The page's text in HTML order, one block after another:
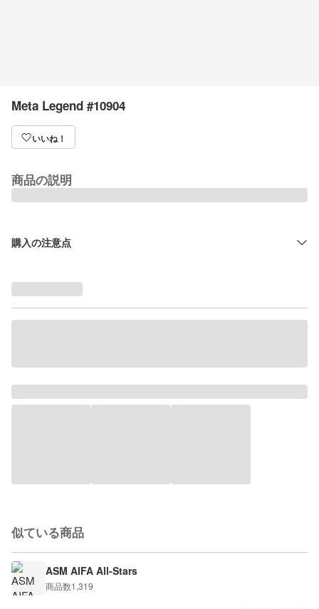
Meta Legend #10904
いいね！
商品の説明
購入の注意点
似ている商品
ASM AIFA All-Stars
商品数1,319